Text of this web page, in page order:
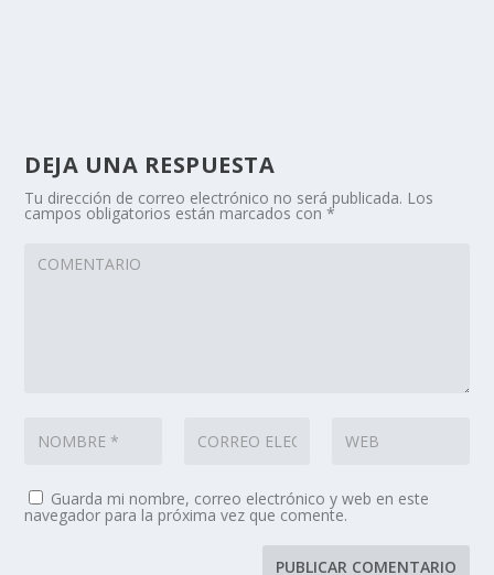
DEJA UNA RESPUESTA
Tu dirección de correo electrónico no será publicada. Los
campos obligatorios están marcados con*
Guarda mi nombre, correo electrónico y web en este
navegador para la próxima vez que comente.